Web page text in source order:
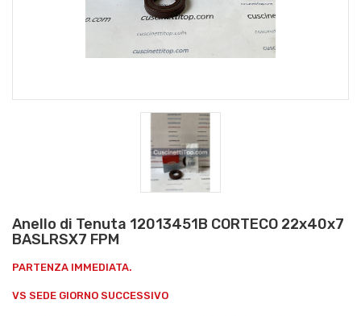
Anello di Tenuta 12013451B CORTECO 22x40x7
BASLRSX7 FPM
PARTENZA IMMEDIATA.
VS SEDE GIORNO SUCCESSIVO